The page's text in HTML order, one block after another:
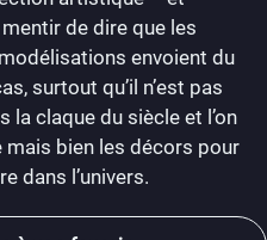
de dire que les
envoient du
surtout qu’il n’est pas
la claque du siècle et l’on
mais bien les décors pour
dans l’univers.